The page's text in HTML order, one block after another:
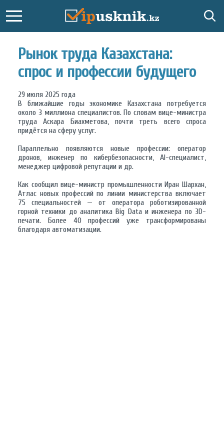
Рынок труда Казахстана:
спрос и профессии будущего
29 июля 2025 года
В ближайшие годы экономике Казахстана потребуется
около 3 миллиона специалистов. По словам вице-министра
труда Аскара Биахметова, почти треть всего спроса
придётся на сферу услуг.
Параллельно появляются новые профессии: оператор
дронов, инженер по кибербезопасности, AI-специалист,
менеджер цифровой репутации и др.
Как сообщил вице-министр промышленности Иран Шархан,
Атлас новых профессий по линии министерства включает
75 специальностей — от оператора роботизированной
горной техники до аналитика Big Data и инженера по 3D-
печати. Более 40 профессий уже трансформированы
благодаря автоматизации.